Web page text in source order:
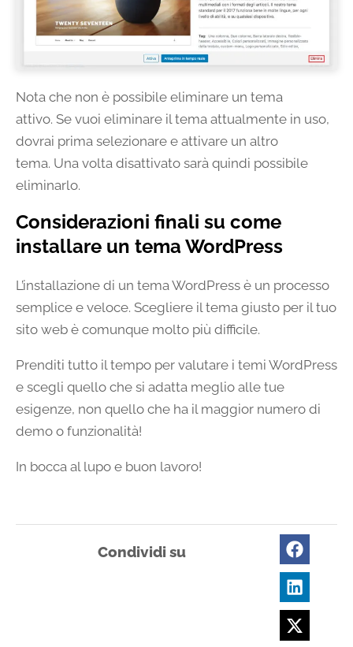
Nota che non è possibile eliminare un tema
attivo. Se vuoi eliminare il tema attualmente in uso,
dovrai prima selezionare e attivare un altro
tema. Una volta disattivato sarà quindi possibile
eliminarlo.
Considerazioni finali su come
installare un tema WordPress
L’installazione di un tema WordPress è un processo
semplice e veloce. Scegliere il tema giusto per il tuo
sito web è comunque molto più difficile.
Prenditi tutto il tempo per valutare i temi WordPress
e scegli quello che si adatta meglio alle tue
esigenze, non quello che ha il maggior numero di
demo o funzionalità!
In bocca al lupo e buon lavoro!
Condividi su